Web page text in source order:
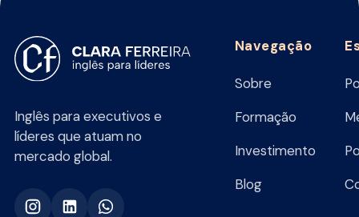
Inglês para executivos e
líderes que atuam no
mercado global.
Navegação
Sobre
Formação
Investimento
Blog